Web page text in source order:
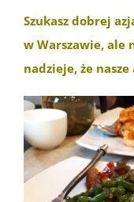
Szukasz dobrej
w Warszawie, ale
nadzieje, że